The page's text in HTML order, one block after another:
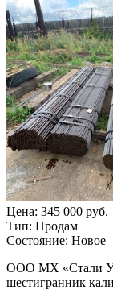
Цена: 345 000 руб.
Тип: Продам
Состояние: Новое
ООО МХ «Стали
шестигранник